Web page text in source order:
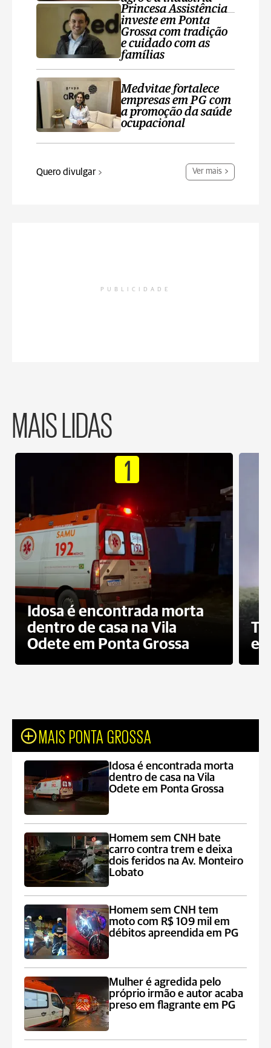
Princesa Assistência
investe em Ponta
Grossa com tradição
e cuidado com as
famílias
Medvitae fortalece
empresas em PG com
a promoção da saúde
ocupacional
Quero divulgar Ver mais
PUBLICIDADE
MAIS LIDAS
1
Idosa é encontrada morta
dentro de casa na Vila
Odete em Ponta Grossa
e
MAIS PONTA GROSSA
Idosa é encontrada morta
dentro de casa na Vila
Odete em Ponta Grossa
Homem sem CNH bate
carro contra trem e deixa
dois feridos na Av. Monteiro
Lobato
Homem sem CNH tem
moto com R$ 109 mil em
débitos apreendida em PG
Mulher é agredida pelo
próprio irmão e autor acaba
preso em flagrante em PG